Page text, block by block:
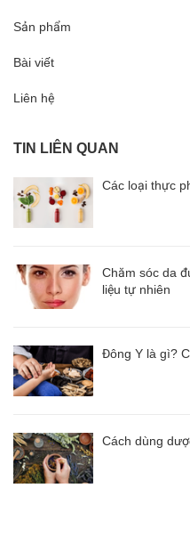
Sản phẩm
Bài viết
Liên hệ
TIN LIÊN QUAN
Các loại thực
Chăm sóc da
liệu tự nhiên
Đông Y là gì?
Cách dùng